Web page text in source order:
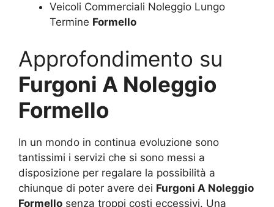
Veicoli Commerciali Noleggio Lungo
Termine Formello
Approfondimento su
Furgoni A Noleggio
Formello
In un mondo in continua evoluzione sono
tantissimi i servizi che si sono messi a
disposizione per regalare la possibilità a
chiunque di poter avere dei Furgoni A Noleggio
Formello senza troppi costi eccessivi. Una